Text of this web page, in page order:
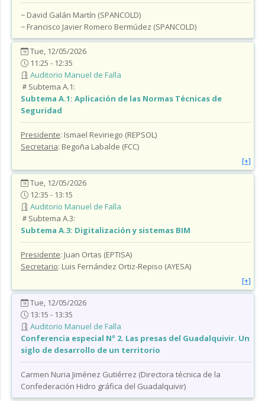
− David Galán Martín (SPANCOLD)
− Francisco Javier Romero Bermúdez (SPANCOLD)
Tue, 12/05/2026
11:25 - 12:35
Auditorio Manuel de Falla
Subtema A.1:
Subtema A.1: Aplicación de las Normas Técnicas de
Seguridad
Presidente: Ismael Reviriego (REPSOL)
Secretaria: Begoña Labalde (FCC)
[+]
Tue, 12/05/2026
12:35 - 13:15
Auditorio Manuel de Falla
Subtema A.3:
Subtema A.3: Digitalización y sistemas BIM
Presidente: Juan Ortas (EPTISA)
Secretario: Luis Fernández Ortiz-Repiso (AYESA)
[+]
Tue, 12/05/2026
13:15 - 13:35
Auditorio Manuel de Falla
Conferencia especial Nº 2. Las presas del Guadalquivir. Un
siglo de desarrollo de un territorio
Carmen Nuria Jiménez Gutiérrez (Directora técnica de la
Confederación Hidro gráfica del Guadalquivir)